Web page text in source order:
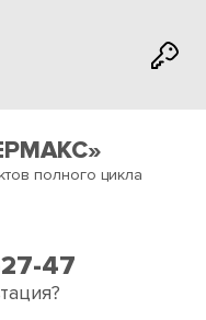
полного цикла
47